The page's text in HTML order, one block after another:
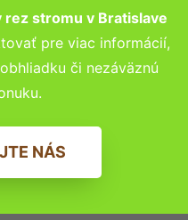
rez stromu vBratislave
pre viac informácií,
či nezáväznú
NÁS